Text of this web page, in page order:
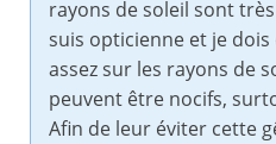
rayons de soleil sont
suis opticienne et je dois
assez sur les rayons de
peuvent être nocifs,
Afin de leur éviter cette